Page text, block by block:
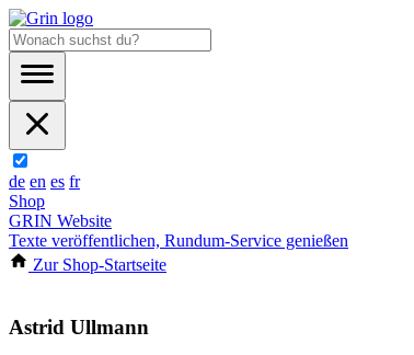
de en es fr
Shop
GRIN Website
Texte veröffentlichen, Rundum-Service genießen
Zur Shop-Startseite
Astrid Ullmann